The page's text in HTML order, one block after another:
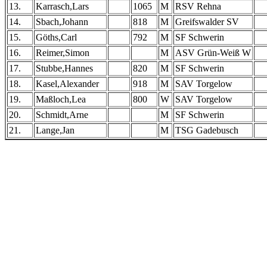
13.
Karrasch,Lars 1065 M
RSV Rehna
14.
Sbach,Johann 818 M
Greifswalder SV
15.
Göths,Carl 792 M
SF Schwerin
16.
Reimer,Simon M
ASV Grün-Weiß W
17.
Stubbe,Hannes 820 M
SF Schwerin
18.
Kasel,Alexander 918 M
SAV Torgelow
19.
Maßloch,Lea 800 W
SAV Torgelow
20.
Schmidt,Arne M
SF Schwerin
21.
Lange,Jan M TSG Gadebusch